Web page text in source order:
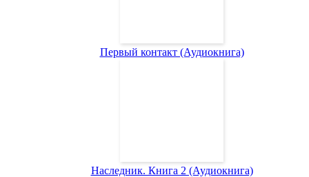
Первый контакт (Аудиокнига)
Наследник. Книга 2 (Аудиокнига)